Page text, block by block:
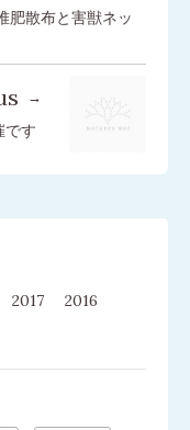
肥散布と害獣ネッ
です
2017
2016